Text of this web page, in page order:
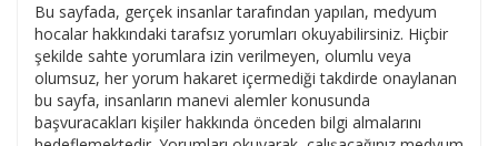
Bu sayfada, gerçek insanlar tarafından yapılan, medyum
hocalar hakkındaki tarafsız yorumları okuyabilirsiniz. Hiçbir
şekilde sahte yorumlara izin verilmeyen, olumlu veya
olumsuz, her yorum hakaret içermediği takdirde onaylanan
bu sayfa, insanların manevi alemler konusunda
başvuracakları kişiler hakkında önceden bilgi almalarını